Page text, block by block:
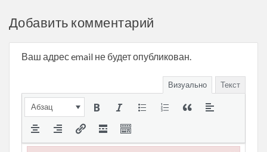
Добавить комментарий
Ваш адрес email не будет опубликован.
Визуально Текст
Абзац